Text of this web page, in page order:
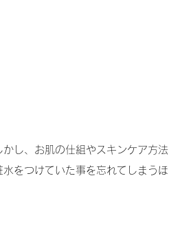
し、お肌の仕組やスキンケア方法
をつけていた事を忘れてしまうほ